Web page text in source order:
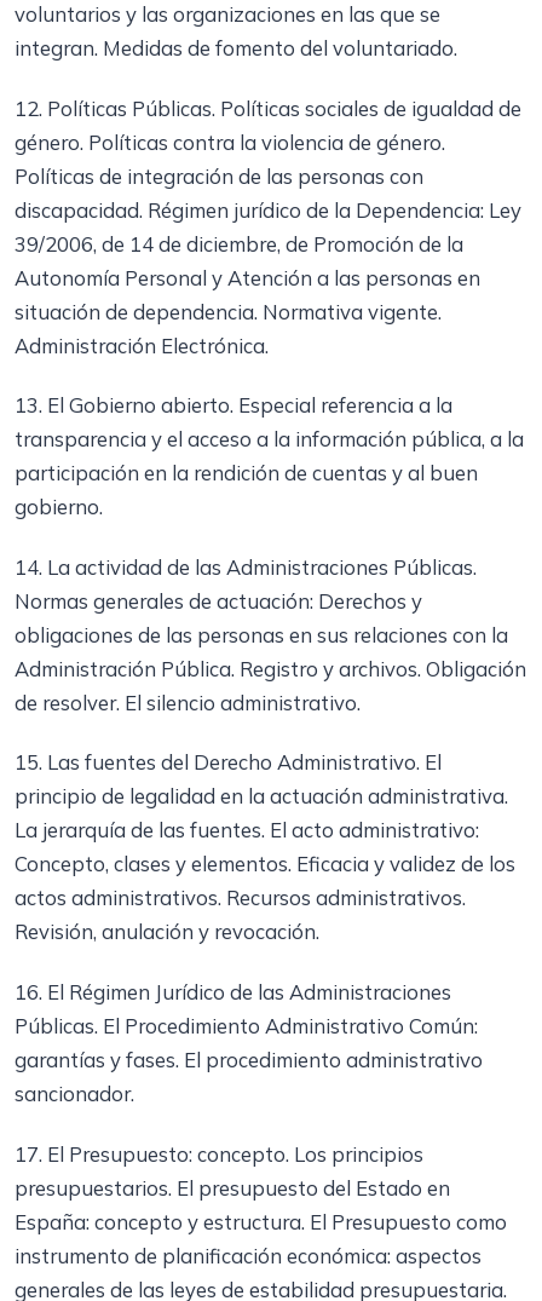
voluntarios y las organizaciones en las que se
integran. Medidas de fomento del voluntariado.
12. Políticas Públicas. Políticas sociales de igualdad de
género. Políticas contra la violencia de género.
Políticas de integración de las personas con
discapacidad. Régimen jurídico de la Dependencia: Ley
39/2006, de 14 de diciembre, de Promoción de la
Autonomía Personal y Atención a las personas en
situación de dependencia. Normativa vigente.
Administración Electrónica.
13. El Gobierno abierto. Especial referencia a la
transparencia y el acceso a la información pública, a la
participación en la rendición de cuentas y al buen
gobierno.
14. La actividad de las Administraciones Públicas.
Normas generales de actuación: Derechos y
obligaciones de las personas en sus relaciones con la
Administración Pública. Registro y archivos. Obligación
de resolver. El silencio administrativo.
15. Las fuentes del Derecho Administrativo. El
principio de legalidad en la actuación administrativa.
La jerarquía de las fuentes. El acto administrativo:
Concepto, clases y elementos. Eficacia y validez de los
actos administrativos. Recursos administrativos.
Revisión, anulación y revocación.
16. El Régimen Jurídico de las Administraciones
Públicas. El Procedimiento Administrativo Común:
garantías y fases. El procedimiento administrativo
sancionador.
17. El Presupuesto: concepto. Los principios
presupuestarios. El presupuesto del Estado en
España: concepto y estructura. El Presupuesto como
instrumento de planificación económica: aspectos
generales de las leyes de estabilidad presupuestaria.